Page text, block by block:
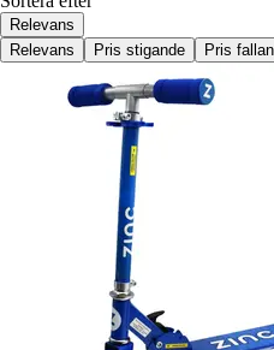
Relevans
Relevans
Pris stigande Pris